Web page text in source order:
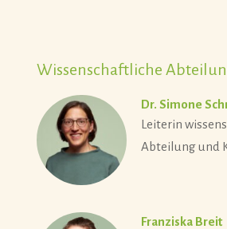
Wissenschaftliche
Dr. Simone
Leiterin
Abteilung und
Franziska Breit